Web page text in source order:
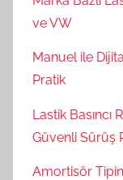
ve VW
Manuel ile
Pratik
Lastik Basıncı
Güvenli Sürüş
Amortisör